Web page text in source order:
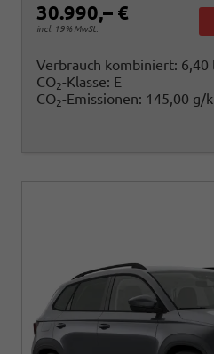
30.990,– €
incl. 19% MwSt.
Verbrauch kombiniert: 6,40
CO2-Klasse: E
CO2-Emissionen: 145,00 g/